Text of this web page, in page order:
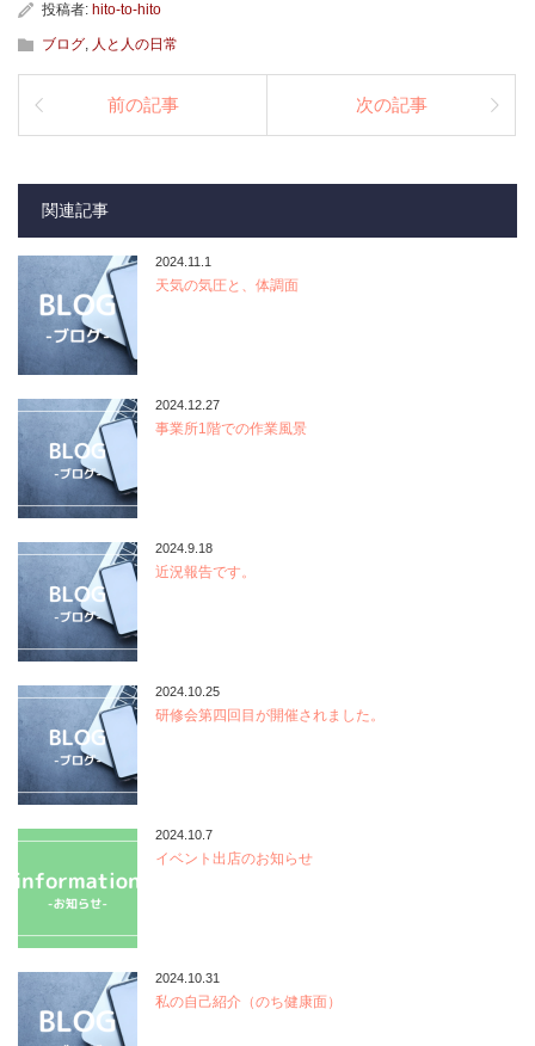
投稿者: hito-to-hito
ブログ, 人と人の日常
前の記事 次の記事
関連記事
2024.11.1
天気の気圧と、体調面
2024.12.27
事業所1階での作業風景
2024.9.18
近況報告です。
2024.10.25
研修会第四回目が開催されました。
2024.10.7
イベント出店のお知らせ
2024.10.31
私の自己紹介（のち健康面）